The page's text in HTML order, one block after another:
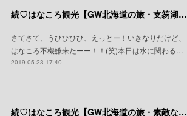
続♡はなころ観光【GW北海道の旅・支笏湖と大都会編】
さてさて、うひひひひ、えっとー！いきなりだけど、
はなころ不機嫌来たーー！！(笑)本日は水に関わる…
2019.05.23 17:40
続♡はなころ観光【GW北海道の旅・素敵な家族♡】